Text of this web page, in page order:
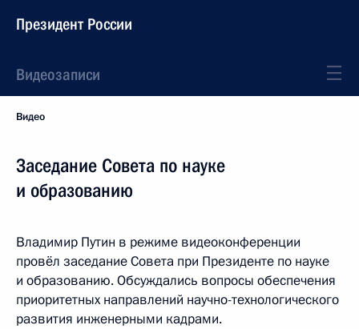
Президент России
Видеозаписи
Видео
Заседание Совета по науке
и образованию
Владимир Путин в режиме видеоконференции
провёл заседание Совета при Президенте по науке
и образованию. Обсуждались вопросы обеспечения
приоритетных направлений научно-технологического
развития инженерными кадрами.